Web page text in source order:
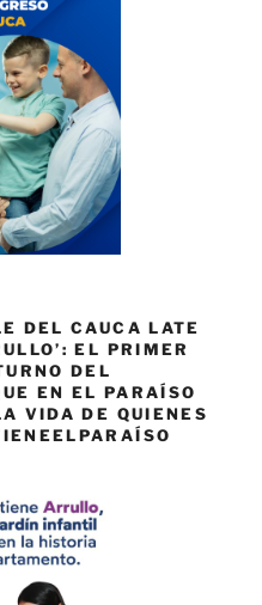
DEL CAUCA LATE
EL PRIMER
DEL
EN EL PARAÍSO
VIDA DE QUIENES